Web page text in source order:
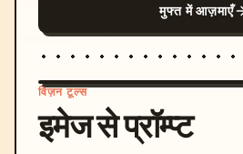
मुफ्त में आज़माएँ
विज़न टूल्स
इमेज से प्रॉम्प्ट